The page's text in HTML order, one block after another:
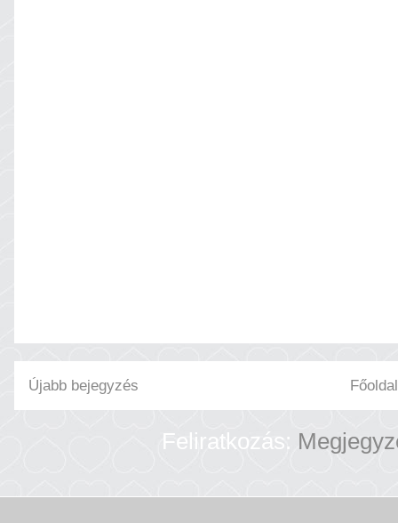
Újabb bejegyzés Főoldal
Feliratkozás: